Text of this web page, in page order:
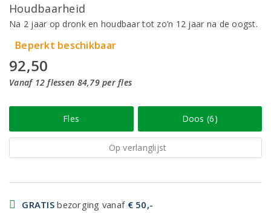
Houdbaarheid
Na 2 jaar op dronk en houdbaar tot zo’n 12 jaar na de oogst.
Beperkt beschikbaar
92,50
Vanaf 12 flessen 84,79 per fles
Fles Doos (6)
Op verlanglijst
GRATIS bezorging vanaf € 50,-